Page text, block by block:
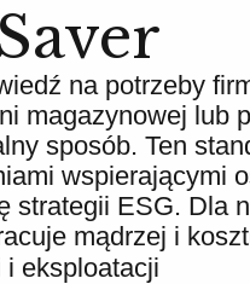
na potrzeby
magazynowej lub
sposób. Ten
wspierającymi
strategii ESG. Dla
mądrzej i
eksploatacji